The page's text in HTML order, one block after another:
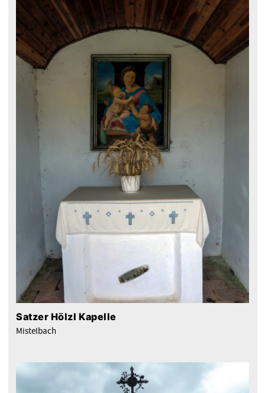
Satzer Hölzl Kapelle
Mistelbach